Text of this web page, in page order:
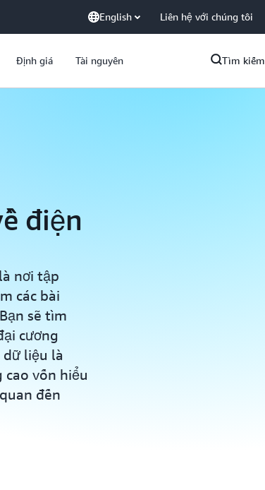
English Liên hệ với chúng tôi
Định giá Tài nguyên Tìm kiếm
điện
nơi tập
các bài
sẽ tìm
cương
dữ liệu là
cao vốn hiểu
đến